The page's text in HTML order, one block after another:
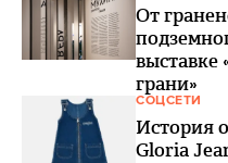
От
выставке
грани»
СОЦСЕТИ
История
Gloria